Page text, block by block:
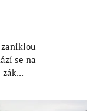
se na